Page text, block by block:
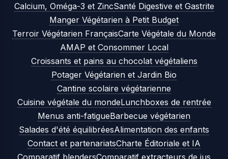
Calcium, Oméga-3 et ZincSanté Digestive et Gastrite
Manger Végétarien à Petit Budget
Terroir Végétarien FrançaisCarte Végétale du Monde
AMAP et Consommer Local
Croissants et pains au chocolat végétaliens
Potager Végétarien et Jardin Bio
Cantine scolaire végétarienne
Cuisine végétale du mondeLunchboxes de rentrée
Menus anti-fatigueBarbecue végétarien
Salades d'été équilibréesAlimentation des enfants
Contact et partenariatsCharte Éditoriale et IA
Comparatif blendersComparatif extracteurs de jus